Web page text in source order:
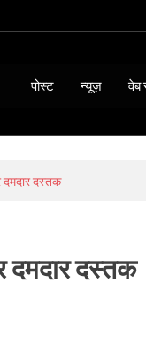
पोस्ट न्यूज़ वेब
दमदार दस्तक
दमदार दस्तक